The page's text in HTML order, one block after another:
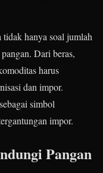
hanya soal jumlah
Dari beras,
harus
dan impor.
simbol
impor.
Pangan